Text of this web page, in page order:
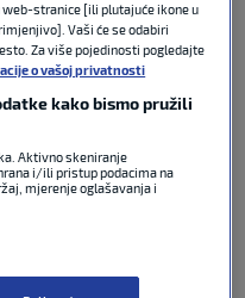
vidjeti neke stvari
nije to nikad ona
se tu nekoga
njegova, želiš sve
da neko mjerilo je,
problema, dok je
samopouzdanje uoči
stranice [ili plutajuće ikone u
Vaši će se odabiri
Za više pojedinosti pogledajte
o vašoj privatnosti
kako bismo pružili
Aktivno skeniranje
i/ili pristup podacima na
mjerenje oglašavanja i